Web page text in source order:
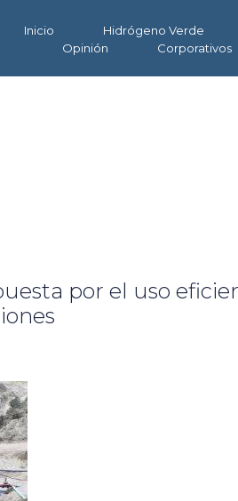
Inicio Hidrógeno Verde
Opinión
Corporativos
por el uso